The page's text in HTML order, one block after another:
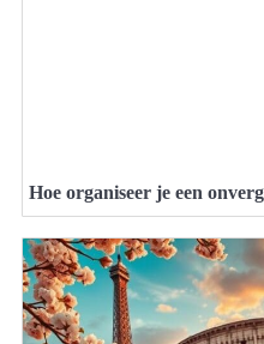
Hoe organiseer je een